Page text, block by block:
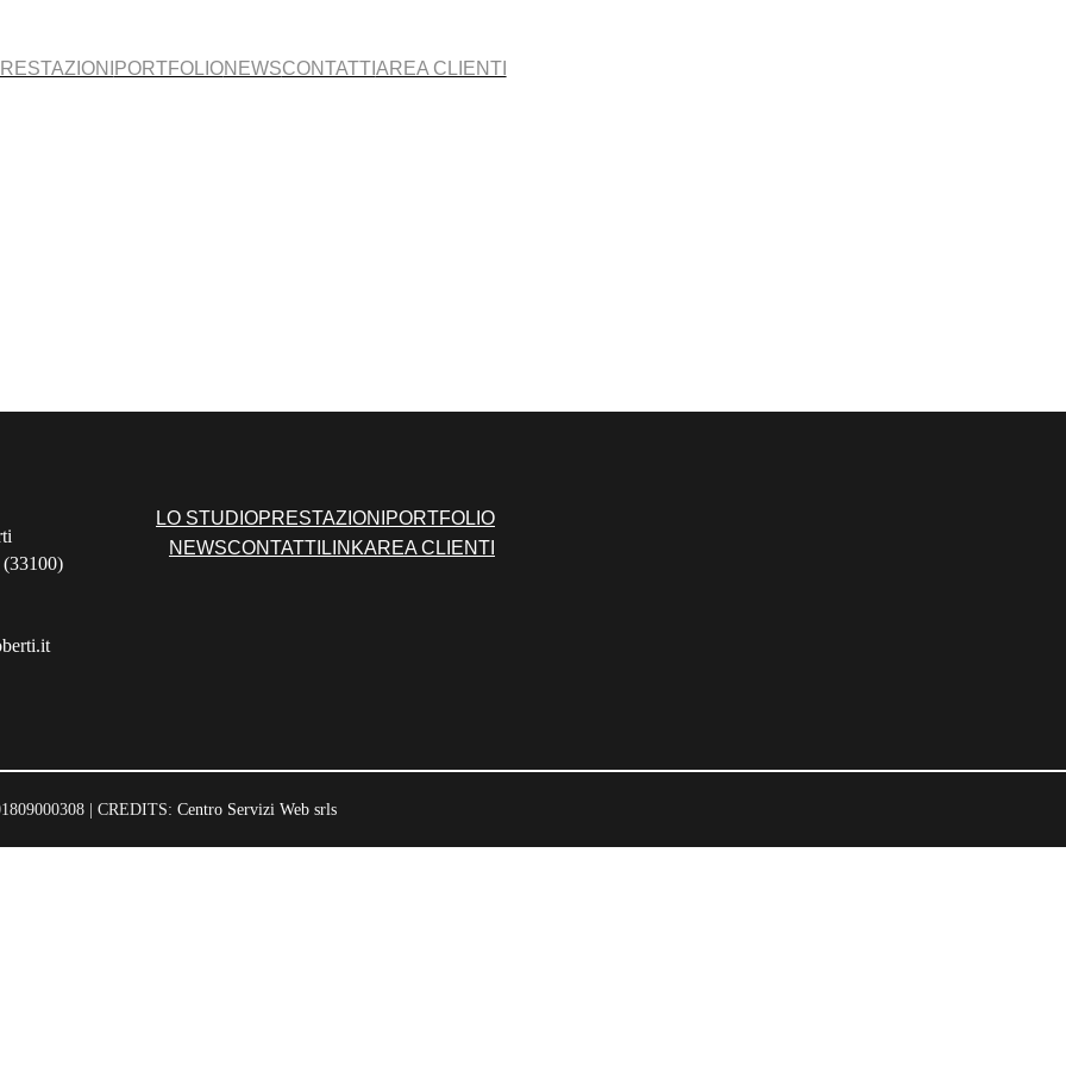
PORTFOLIONEWSCONTATTI AREA CLIENTI
LO STUDIOPRESTAZIONI PORTFOLIO
NEWSCONTATTI LINKAREA CLIENTI
| CREDITS: Centro Servizi Web srls